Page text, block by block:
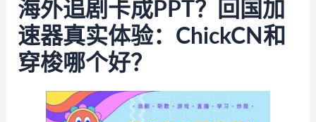
海外追剧卡成PPT？回国加
速器真实体验：ChickCN和
穿梭哪个好？